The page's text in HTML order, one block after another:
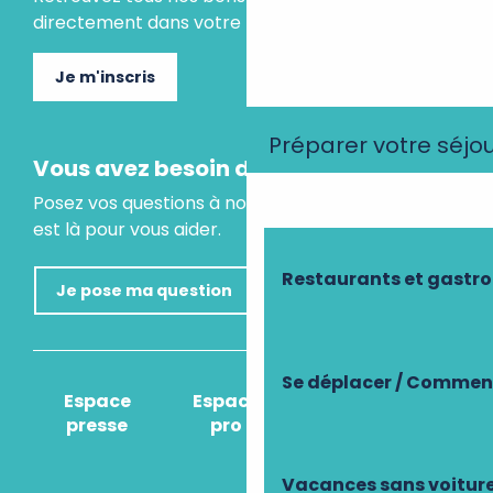
Préparer votre
Restaurants et
Se déplacer /
Vacances sans
directement dans votre boite mail.
Je m'inscris
Vous avez besoin d'un conseil ?
Posez vos questions à notre assistant virtuel, il
est là pour vous aider.
Je pose ma question
Espace
presse
Espace
pro
Comment venir